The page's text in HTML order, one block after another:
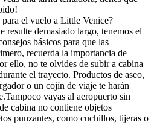
para el vuelo a Little Venice?
resulte demasiado largo, tenemos el
básicos para que las
recuerda la importancia de
ello, no te olvides de subir a cabina
el trayecto. Productos de aseo,
o un cojín de viaje te harán
Tampoco vayas al aeropuerto sin
cabina no contiene objetos
punzantes, como cuchillos, tijeras o